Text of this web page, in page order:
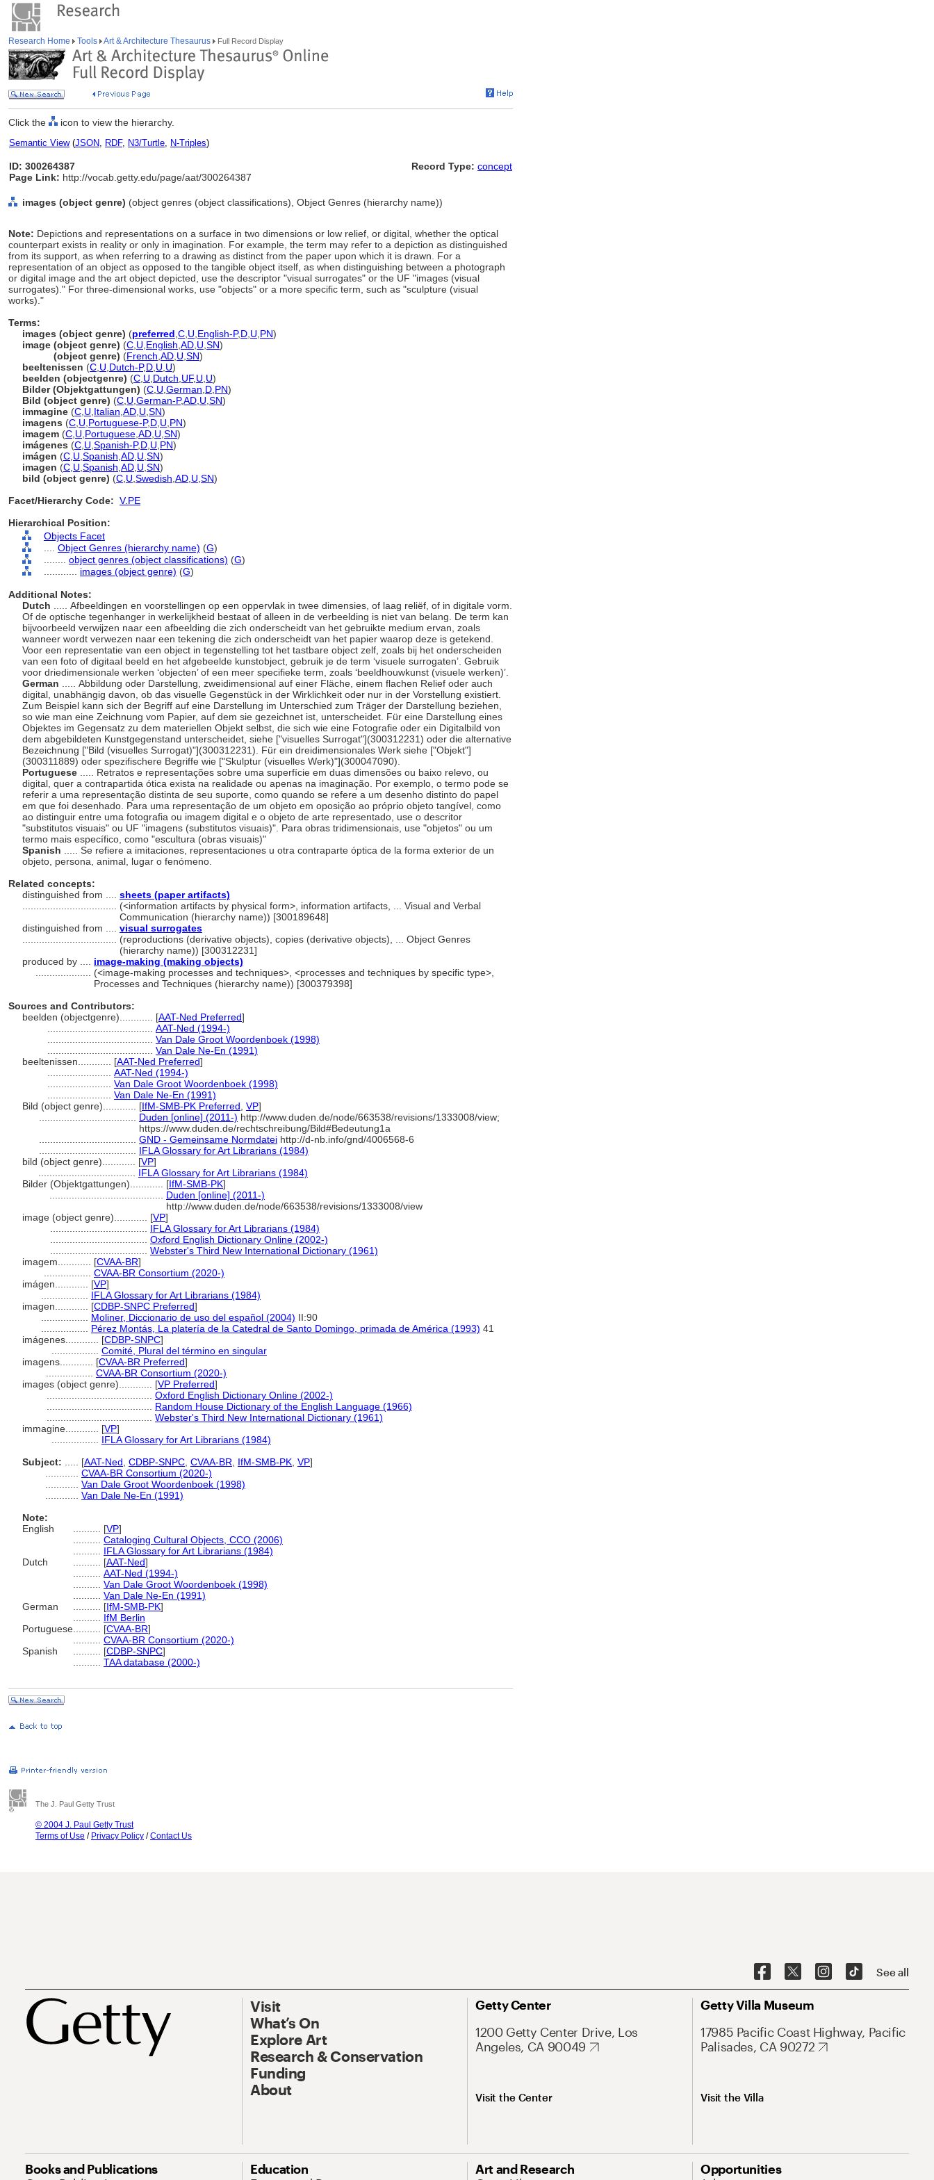
Research Home Tools Art & Architecture Thesaurus Full Record Display
Click the icon to view the hierarchy.
Semantic View(JSON, RDF, N3/Turtle, N-Triples)
ID: 300264387
Page Link: http://vocab.getty.edu/page/aat/300264387
Record Type: concept
images (object genre) (object genres (object classifications), Object Genres (hierarchy name))
Note: Depictions and representations on a surface in two dimensions or low relief, or digital, whether the optical
counterpart exists in reality or only in imagination. For example, the term may refer to a depiction as distinguished
from its support, as when referring to a drawing as distinct from the paper upon which it is drawn. For a
representation of an object as opposed to the tangible object itself, as when distinguishing between a photograph
or digital image and the art object depicted, use the descriptor "visual surrogates" or the UF "images (visual
surrogates)." For three-dimensional works, use "objects" or a more specific term, such as "sculpture (visual
works)."
Terms:
images (object genre) (preferred C U English-P,D U PN)
image (object genre) (C U English AD U SN)
(object genre) (French AD U SN)
beeltenissen (C U Dutch-P,D U U)
beelden (objectgenre) (C U Dutch UF, U U)
Bilder (Objektgattungen) (C U German D PN)
Bild (object genre) (C U German-P,AD U SN)
immagine (C U Italian AD U SN)
imagens (C U Portuguese-P,D U PN)
imagem (C U Portuguese AD U SN)
imágenes (C U Spanish-P,D U PN)
imágen (C U Spanish AD U SN)
imagen (C U Spanish AD U SN)
bild (object genre) (C U Swedish AD U SN)
Facet/Hierarchy Code: V.PE
Hierarchical Position:
Objects Facet
Object Genres (hierarchy name) (G)
object genres (object classifications) (G)
images (object genre) (G)
Additional Notes:
Dutch
..... Afbeeldingen en voorstellingen op een oppervlak in twee dimensies, of laag reliëf, of in digitale vorm.
Of de optische tegenhanger in werkelijkheid bestaat of alleen in de verbeelding is niet van belang. De term kan
bijvoorbeeld verwijzen naar een afbeelding die zich onderscheidt van het gebruikte medium ervan, zoals
wanneer wordt verwezen naar een tekening die zich onderscheidt van het papier waarop deze is getekend.
Voor een representatie van een object in tegenstelling tot het tastbare object zelf, zoals bij het onderscheiden
van een foto of digitaal beeld en het afgebeelde kunstobject, gebruik je de term ‘visuele surrogaten’. Gebruik
voor driedimensionale werken ‘objecten’ of een meer specifieke term, zoals ‘beeldhouwkunst (visuele werken)’.
German
..... Abbildung oder Darstellung, zweidimensional auf einer Fläche, einem flachen Relief oder auch
digital, unabhängig davon, ob das visuelle Gegenstück in der Wirklichkeit oder nur in der Vorstellung existiert.
Zum Beispiel kann sich der Begriff auf eine Darstellung im Unterschied zum Träger der Darstellung beziehen,
so wie man eine Zeichnung vom Papier, auf dem sie gezeichnet ist, unterscheidet. Für eine Darstellung eines
Objektes im Gegensatz zu dem materiellen Objekt selbst, die sich wie eine Fotografie oder ein Digitalbild von
dem abgebildeten Kunstgegenstand unterscheidet, siehe ["visuelles Surrogat"](300312231) oder die alternative
Bezeichnung ["Bild (visuelles Surrogat)"](300312231). Für ein dreidimensionales Werk siehe ["Objekt"]
(300311889) oder spezifischere Begriffe wie ["Skulptur (visuelles Werk)"](300047090).
Portuguese
..... Retratos e representações sobre uma superfície em duas dimensões ou baixo relevo, ou
digital, quer a contrapartida ótica exista na realidade ou apenas na imaginação. Por exemplo, o termo pode se
referir a uma representação distinta de seu suporte, como quando se refere a um desenho distinto do papel
em que foi desenhado. Para uma representação de um objeto em oposição ao próprio objeto tangível, como
ao distinguir entre uma fotografia ou imagem digital e o objeto de arte representado, use o descritor
"substitutos visuais" ou UF "imagens (substitutos visuais)". Para obras tridimensionais, use "objetos" ou um
termo mais específico, como "escultura (obras visuais)"
Spanish
..... Se refiere a imitaciones, representaciones u otra contraparte óptica de la forma exterior de un
objeto, persona, animal, lugar o fenómeno.
Related concepts:
distinguished from .... sheets (paper artifacts)
(<information artifacts by physical form>, information artifacts, ... Visual and Verbal
Communication (hierarchy name)) [300189648]
distinguished from .... visual surrogates
(reproductions (derivative objects), copies (derivative objects), ... Object Genres
(hierarchy name)) [300312231]
produced by .... image-making (making objects)
(<image-making processes and techniques>, <processes and techniques by specific type>,
Processes and Techniques (hierarchy name)) [300379398]
Sources and Contributors:
beelden (objectgenre)............ [AAT-Ned Preferred]
AAT-Ned (1994-)
Van Dale Groot Woordenboek (1998)
Van Dale Ne-En (1991)
beeltenissen............ [AAT-Ned Preferred]
AAT-Ned (1994-)
Van Dale Groot Woordenboek (1998)
Van Dale Ne-En (1991)
Bild (object genre)............ [IfM-SMB-PK Preferred VP]
Duden [online] (2011-) http://www.duden.de/node/663538/revisions/1333008/view;
https://www.duden.de/rechtschreibung/Bild#Bedeutung1a
GND - Gemeinsame Normdatei http://d-nb.info/gnd/4006568-6
IFLA Glossary for Art Librarians (1984)
bild (object genre)............ [VP]
IFLA Glossary for Art Librarians (1984)
Bilder (Objektgattungen)............ [IfM-SMB-PK]
Duden [online] (2011-)
http://www.duden.de/node/663538/revisions/1333008/view
image (object genre)............ [VP]
IFLA Glossary for Art Librarians (1984)
Oxford English Dictionary Online (2002-)
Webster's Third New International Dictionary (1961)
imagem............ [CVAA-BR]
CVAA-BR Consortium (2020-)
imágen............ [VP]
IFLA Glossary for Art Librarians (1984)
imagen............ [CDBP-SNPC Preferred]
Moliner, Diccionario de uso del español (2004) II:90
Pérez Montás, La platería de la Catedral de Santo Domingo, primada de América (1993) 41
imágenes............ [CDBP-SNPC]
Comité, Plural del término en singular
imagens............ [CVAA-BR Preferred]
CVAA-BR Consortium (2020-)
images (object genre)............ [VP Preferred]
Oxford English Dictionary Online (2002-)
Random House Dictionary of the English Language (1966)
Webster's Third New International Dictionary (1961)
immagine............ [VP]
IFLA Glossary for Art Librarians (1984)
Subject:
[AAT-Ned CDBP-SNPC CVAA-BR IfM-SMB-PK VP]
CVAA-BR Consortium (2020-)
Van Dale Groot Woordenboek (1998)
Van Dale Ne-En (1991)
Note:
English
[VP]
Cataloging Cultural Objects, CCO (2006)
IFLA Glossary for Art Librarians (1984)
Dutch
[AAT-Ned]
AAT-Ned (1994-)
Van Dale Groot Woordenboek (1998)
Van Dale Ne-En (1991)
German
[IfM-SMB-PK]
IfM Berlin
Portuguese
[CVAA-BR]
CVAA-BR Consortium (2020-)
Spanish
[CDBP-SNPC]
TAA database (2000-)
The J. Paul Getty Trust
© 2004 J. Paul Getty Trust
Terms of Use / Privacy Policy /Contact Us
See all
Visit
What’s On
Explore Art
Research & Conservation
Funding
About
Getty Center
1200 Getty Center Drive, Los
Angeles, CA 90049
Visit the Center
Getty Villa Museum
17985 Pacific Coast Highway, Pacific
Palisades, CA 90272
Visit the Villa
Books and Publications
Education
Art and Research
Opportunities